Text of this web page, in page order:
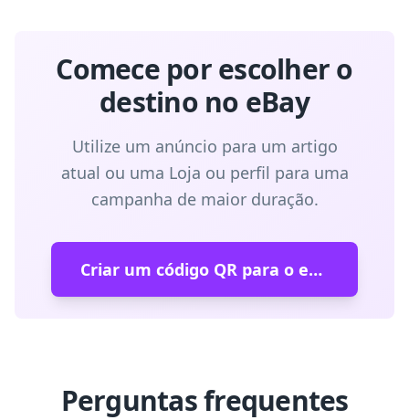
Comece por escolher o
destino no eBay
Utilize um anúncio para um artigo
atual ou uma Loja ou perfil para uma
campanha de maior duração.
Criar um código QR para o eBay
Perguntas frequentes